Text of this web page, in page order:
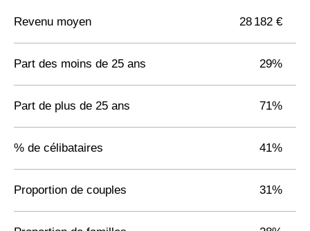
Revenu moyen 28 182 €
Part des moins de 25 ans 29%
Part de plus de 25 ans 71%
% de célibataires 41%
Proportion de couples 31%